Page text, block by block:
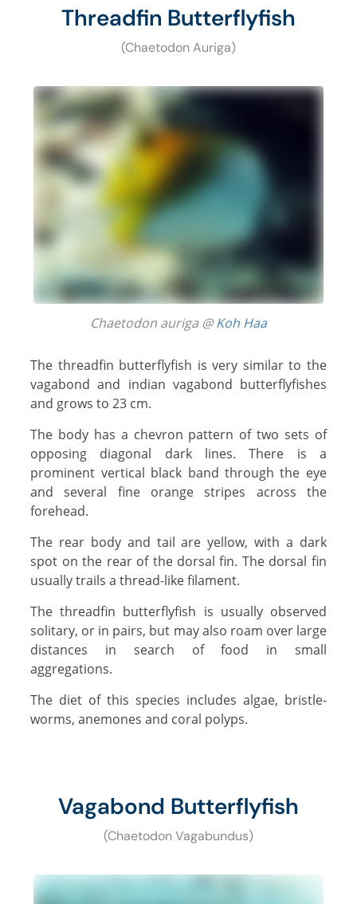
Threadfin Butterflyfish
(Chaetodon Auriga)
Chaetodon auriga @Koh Haa
The threadfin butterflyfish is very similar to the
vagabond and indian vagabond butterflyfishes
and grows to 23 cm.
The body has a chevron pattern of two sets of
opposing diagonal dark lines. There is a
prominent vertical black band through the eye
and several fine orange stripes across the
forehead.
The rear body and tail are yellow, with a dark
spot on the rear of the dorsal fin. The dorsal fin
usually trails a thread-like filament.
The threadfin butterflyfish is usually observed
solitary, or in pairs, but may also roam over large
distances in search of food in small
aggregations.
The diet of this species includes algae, bristle-
worms, anemones and coral polyps.
Vagabond Butterflyfish
(Chaetodon Vagabundus)